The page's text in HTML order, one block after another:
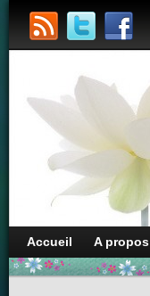
Accueil A propos